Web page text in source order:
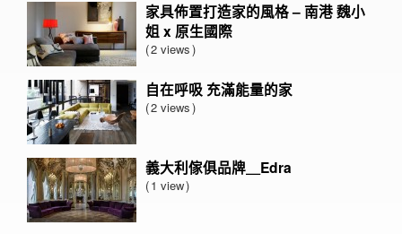
家具佈置打造家的風格 – 南港 魏小
姐 x 原生國際
2 views
自在呼吸 充滿能量的家
2 views
義大利傢俱品牌＿Edra
1 view